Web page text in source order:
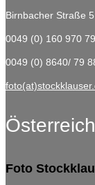
Birnbacher Straße 5
0049 (0) 160 970
0049 (0) 8640/ 79
Österreich
Foto